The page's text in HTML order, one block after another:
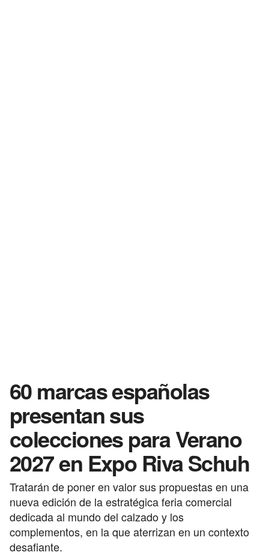
60 marcas españolas
presentan sus
colecciones para Verano
2027 en Expo Riva Schuh
Tratarán de poner en valor sus propuestas en una
nueva edición de la estratégica feria comercial
dedicada al mundo del calzado y los
complementos, en la que aterrizan en un contexto
desafiante.